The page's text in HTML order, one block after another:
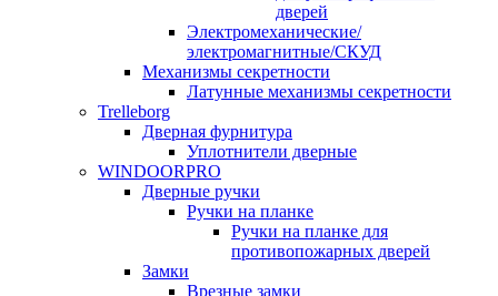
дверей
Электромеханические/
электромагнитные/СКУД
Механизмы секретности
Латунные механизмы секретности
Trelleborg
Дверная фурнитура
Уплотнители дверные
WINDOORPRO
Дверные ручки
Ручки на планке
Ручки на планке для
противопожарных дверей
Замки
Врезные замки